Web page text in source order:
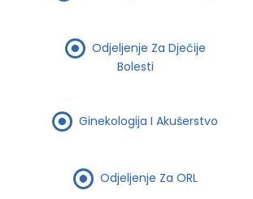
Odjeljenje Za Dječije
Bolesti
Ginekologija I Akušerstvo
Odjeljenje Za ORL